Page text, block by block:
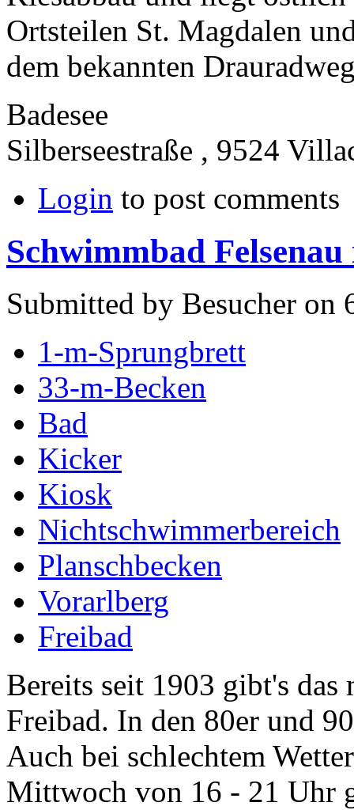
Ortsteilen St. Magdalen
dem bekannten
Badesee
Silberseestraße , 9524
Login to post comments
Schwimmbad
Submitted by Besucher on
1-m-Sprungbrett
33-m-Becken
Bad
Kicker
Kiosk
Nichtschwimmerbereich
Planschbecken
Vorarlberg
Freibad
Bereits seit 1903 gibt's
Freibad. In den 80er und
Auch bei schlechtem
Mittwoch von 16 - 21 Uhr